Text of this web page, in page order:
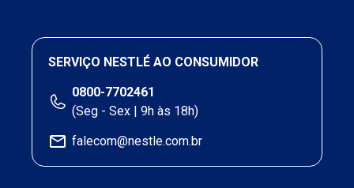
SERVIÇO NESTLÉ AO CONSUMIDOR
0800-7702461
(Seg - Sex | 9h às 18h)
falecom@nestle.com.br